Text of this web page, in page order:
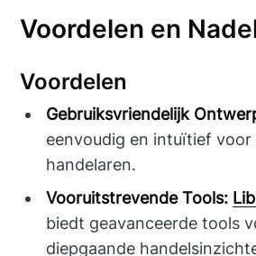
Voordelen en
Voordelen
Gebruiksvriendelijk
eenvoudig en intuïtief voor
handelaren.
Vooruitstrevende Tools:
biedt geavanceerde tools
diepgaande